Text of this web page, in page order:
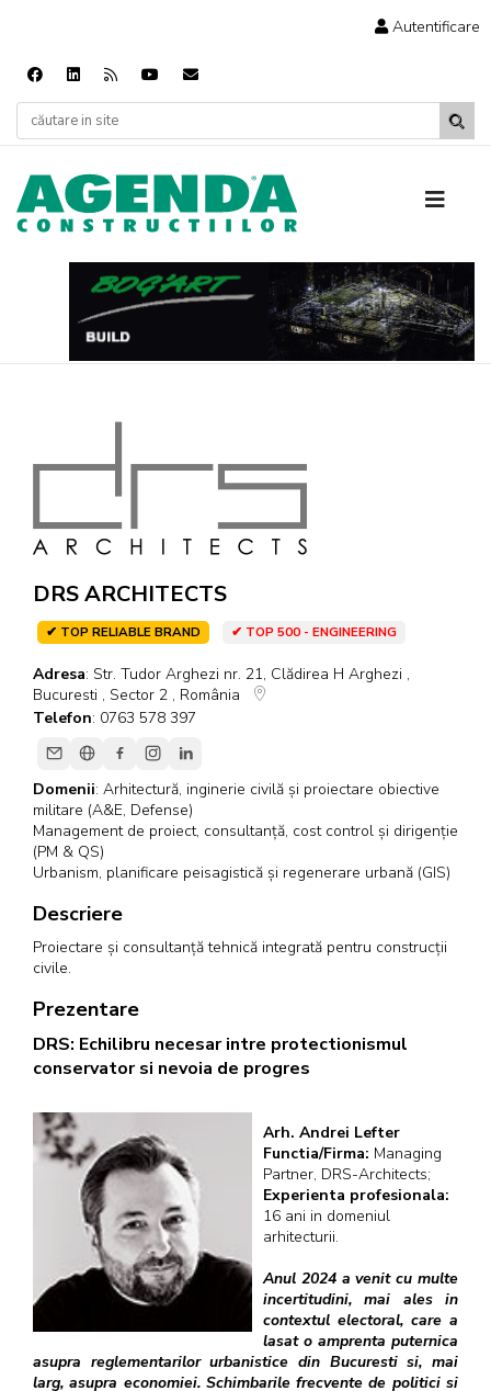
Autentificare
DRS ARCHITECTS
✔ TOP RELIABLE BRAND ✔ TOP 500 - ENGINEERING
Adresa: Str. Tudor Arghezi nr. 21, Clădirea H Arghezi ,
Bucuresti , Sector 2 , România
Telefon: 0763 578 397
Domenii: Arhitectură, inginerie civilă și proiectare obiective
militare (A&E, Defense)
Management de proiect, consultanță, cost control și dirigenție
(PM & QS)
Urbanism, planificare peisagistică și regenerare urbană (GIS)
Descriere
Proiectare și consultanță tehnică integrată pentru construcții
civile.
Prezentare
DRS: Echilibru necesar intre protectionismul
conservator si nevoia de progres
Arh. Andrei Lefter
Functia/Firma: Managing
Partner, DRS-Architects;
Experienta profesionala:
16 ani in domeniul
arhitecturii.
Anul 2024 a venit cu multe
incertitudini, mai ales in
contextul electoral, care a
lasat o amprenta puternica
asupra reglementarilor urbanistice din Bucuresti si, mai
larg, asupra economiei. Schimbarile frecvente de politici si